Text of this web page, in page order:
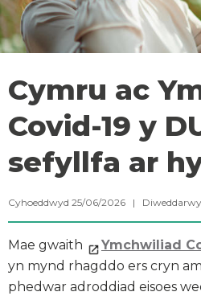
Cymru ac
Covid-19 y
sefyllfa ar
Cyhoeddwyd 25/06/2026 |
Mae gwaith Ymchwiliad
yn mynd rhagddo ers cryn
phedwar adroddiad eisoes